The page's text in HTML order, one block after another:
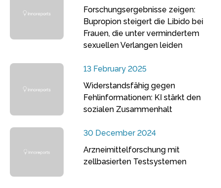
Forschungsergebnisse zeigen:
Bupropion steigert die Libido bei
Frauen, die unter vermindertem
sexuellen Verlangen leiden
13 February 2025
Widerstandsfähig gegen
Fehlinformationen: KI stärkt den
sozialen Zusammenhalt
30 December 2024
Arzneimittelforschung mit
zellbasierten Testsystemen